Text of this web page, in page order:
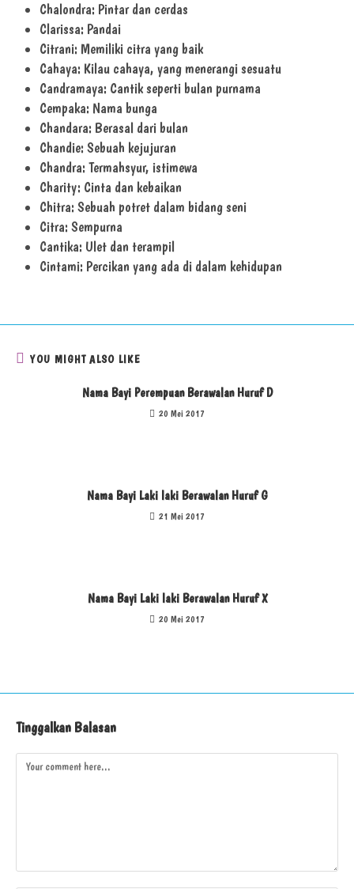
Chalondra: Pintar dan cerdas
Clarissa: Pandai
Citrani: Memiliki citra yang baik
Cahaya: Kilau cahaya, yang menerangi sesuatu
Candramaya: Cantik seperti bulan purnama
Cempaka: Nama bunga
Chandara: Berasal dari bulan
Chandie: Sebuah kejujuran
Chandra: Termahsyur, istimewa
Charity: Cinta dan kebaikan
Chitra: Sebuah potret dalam bidang seni
Citra: Sempurna
Cantika: Ulet dan terampil
Cintami: Percikan yang ada di dalam kehidupan
YOU MIGHT ALSO LIKE
Nama Bayi Perempuan Berawalan Huruf D
20 Mei 2017
Nama Bayi Laki laki Berawalan Huruf G
21 Mei 2017
Nama Bayi Laki laki Berawalan Huruf X
20 Mei 2017
Tinggalkan Balasan